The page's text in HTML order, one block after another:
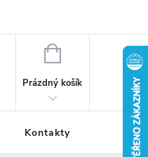
NÁKUPNÍ
Prázdný košík
Kontakty